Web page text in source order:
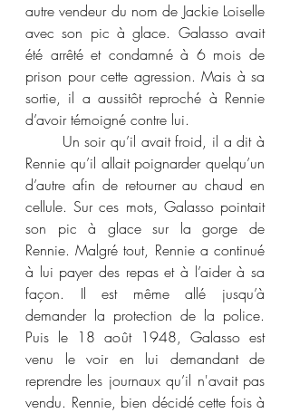
autre vendeur du nom de Jackie Loiselle
avec son pic à glace. Galasso avait
été arrêté et condamné à 6 mois de
prison pour cette agression. Mais à sa
sortie, il a aussitôt reproché à Rennie
d’avoir témoigné contre lui.
Rennie qu’il allait poignarder quelqu’un
d’autre afin de retourner au chaud en
cellule. Sur ces mots, Galasso pointait
son pic à glace sur la gorge de
Rennie. Malgré tout, Rennie a continué
à lui payer des repas et à l’aider à sa
façon. Il est même allé jusqu’à
demander la protection de la police.
Puis le 18 août 1948, Galasso est
venu le voir en lui demandant de
reprendre les journaux qu’il n'avait pas
vendu. Rennie, bien décidé cette fois à